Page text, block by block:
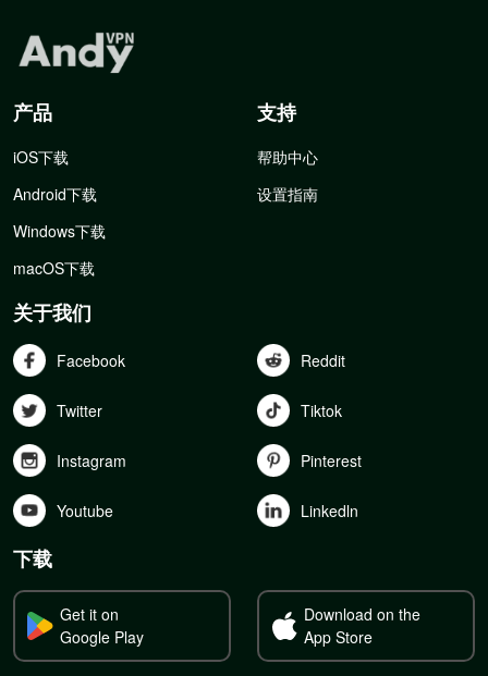
产品
iOS下载
Android下载
Windows下载
macOS下载
支持
帮助中心
设置指南
关于我们
Facebook Reddit
Twitter Tiktok
Instagram Pinterest
Youtube Linkedln
下载
Get it on
Google Play
Download on the
App Store